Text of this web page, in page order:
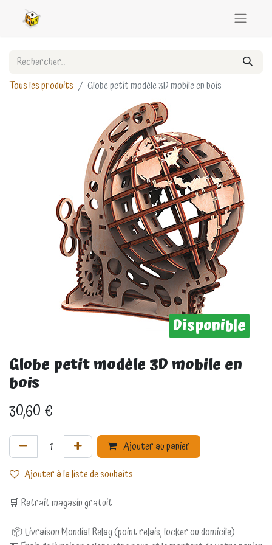
Tous les produits Globe petit modèle 3D mobile en bois
Disponible
Globe petit modèle 3D mobile en
bois
30,60€
Ajouter au panier
Ajouter à la liste de souhaits
🛒 Retrait magasin gratuit
📦 Livraison Mondial Relay (point relais, locker ou domicile)